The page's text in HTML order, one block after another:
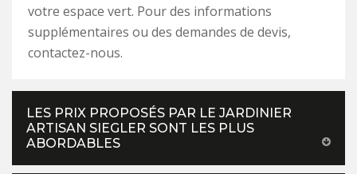
votre espace vert. Pour des informations
supplémentaires ou des demandes de devis,
contactez-nous.
LES PRIX PROPOSÉS PAR LE JARDINIER
ARTISAN SIEGLER SONT LES PLUS
ABORDABLES